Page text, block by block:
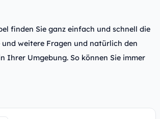
finden Sie ganz einfach und schnell die
weitere Fragen und natürlich den
Ihrer Umgebung. So können Sie immer